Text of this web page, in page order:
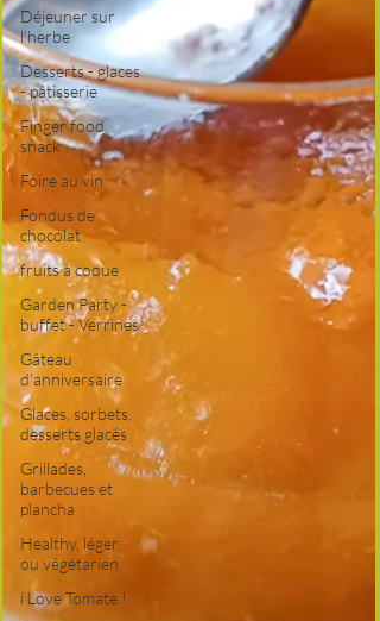
Déjeuner sur
l'herbe
Desserts - glaces
- pâtisserie
Finger food,
snack
Foire au vin
Fondus de
chocolat
fruits à coque
Garden Party -
buffet - Verrines
Gâteau
d'anniversaire
Glaces, sorbets,
desserts glacés
Grillades,
barbecues et
plancha
Healthy, léger,
ou végétarien
i Love Tomate !